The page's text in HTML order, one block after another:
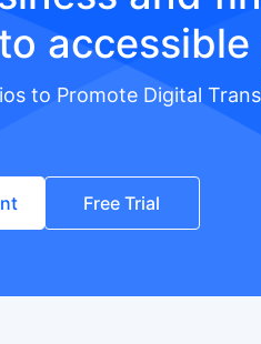
to Promote Digital
Free Trial